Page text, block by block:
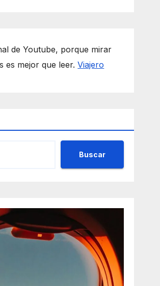
de Youtube, porque mirar
es mejor que leer.Viajero
Buscar